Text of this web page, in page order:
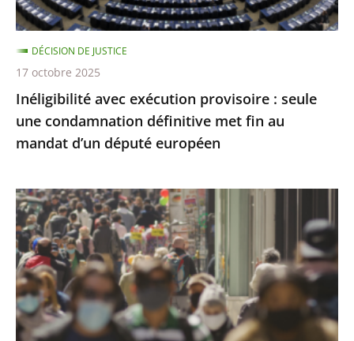
définitive
met
fin
au
mandat
d’un
député
Inéligibilité avec exécution provisoire : seule
une condamnation définitive met fin au
mandat d’un député européen
DÉCISION DE JUSTICE
17 octobre 2025
Covid-
19
:
l’État
a
respecté
ses